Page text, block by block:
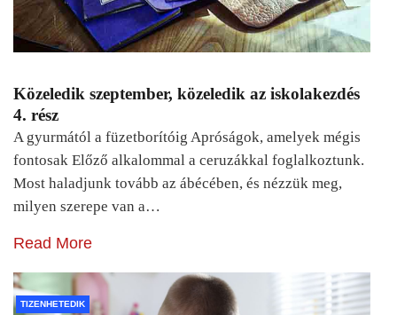
Közeledik szeptember, közeledik az iskolakezdés
4. rész
A gyurmától a füzetborítóig Apróságok, amelyek mégis
fontosak Előző alkalommal a ceruzákkal foglalkoztunk.
Most haladjunk tovább az ábécében, és nézzük meg,
milyen szerepe van a…
Read More
TIZENHETEDIK